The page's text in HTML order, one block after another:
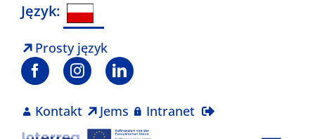
Skip
content
Język:
Prosty język
Kontakt Jems Intranet